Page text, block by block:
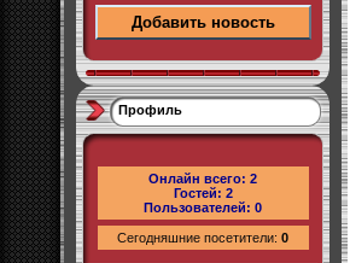
Добавить новость
Профиль
Онлайн всего: 2
Гостей: 2
Пользователей: 0
Сегодняшние посетители: 0